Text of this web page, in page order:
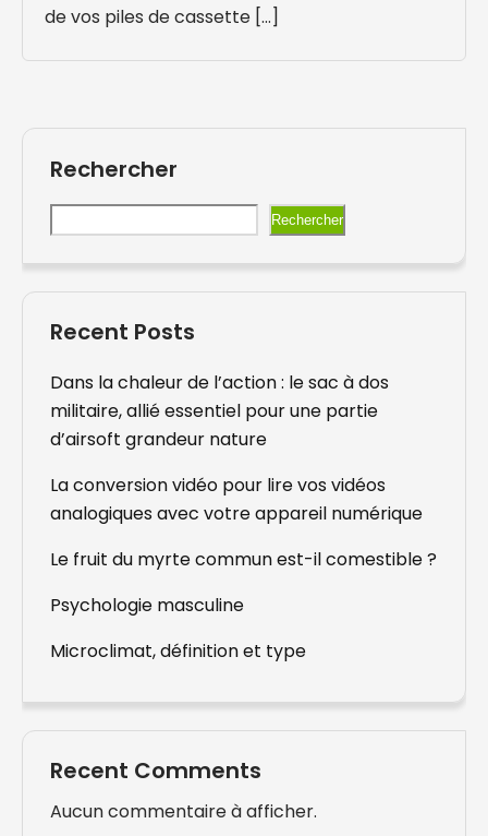
de vos piles de cassette […]
Rechercher
Rechercher
Recent Posts
Dans la chaleur de l’action : le sac à dos
militaire, allié essentiel pour une partie
d’airsoft grandeur nature
La conversion vidéo pour lire vos vidéos
analogiques avec votre appareil numérique
Le fruit du myrte commun est-il comestible ?
Psychologie masculine
Microclimat, définition et type
Recent Comments
Aucun commentaire à afficher.